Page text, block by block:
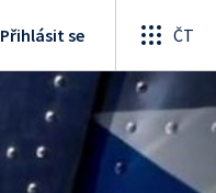
Přihlásit se ČT